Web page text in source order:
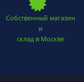
Собственный магазин
и
склад в Москве